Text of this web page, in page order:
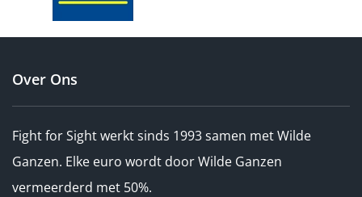
Over Ons
Fight for Sight werkt sinds 1993 samen met Wilde
Ganzen. Elke euro wordt door Wilde Ganzen
vermeerderd met 50%.